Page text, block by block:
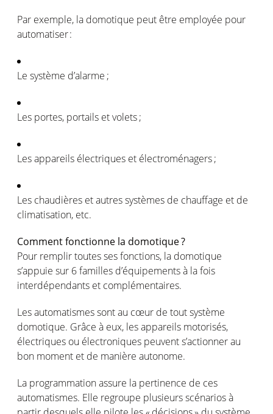
Par exemple, la domotique peut être employée pour
automatiser:
Le système d’alarme ;
Les portes, portails etvolets ;
Lesappareils électriques et électroménagers;
Les chaudières etautressystèmes de chauffage et de
climatisation, etc.
Commentfonctionne la domotique?
Pour remplirtoutessesfonctions, la domotique
s’appuie sur 6familles d’équipementsà lafois
interdépendants et complémentaires.
Lesautomatismessontau cœur de toutsystème
domotique. Grâce à eux, lesappareils motorisés,
électriques ou électroniques peuvents’actionnerau
bon moment et de manière autonome.
La programmationassure la pertinence de ces
automatismes. Elle regroupe plusieursscénariosà